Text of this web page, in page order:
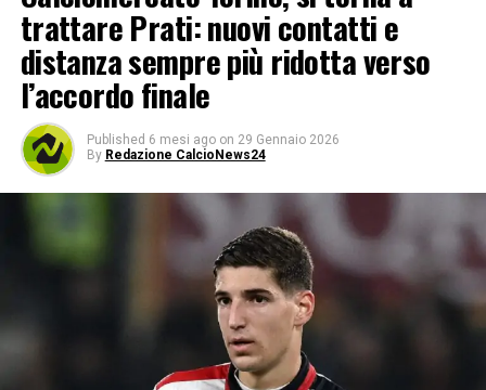
trattare Prati: nuovi contatti e
distanza sempre più ridotta verso
l’accordo finale
Published 6 mesi ago on 29 Gennaio 2026
By Redazione CalcioNews24